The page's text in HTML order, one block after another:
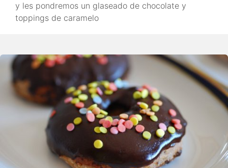
y les pondremos un glaseado de chocolate y
toppings de caramelo